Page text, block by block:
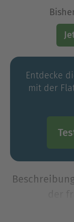
Entdecke
mit der
Die